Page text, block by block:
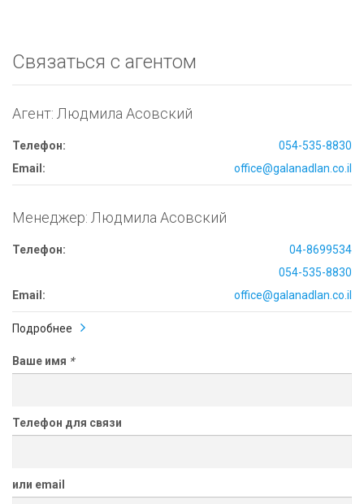
Связаться с агентом
Агент: Людмила Асовский
Телефон:
054-535-8830
Email:
office@galanadlan.co.il
Менеджер: Людмила Асовский
Телефон:
04-8699534
054-535-8830
Email:
office@galanadlan.co.il
Подробнее
Ваше имя *
Телефон для связи
или email